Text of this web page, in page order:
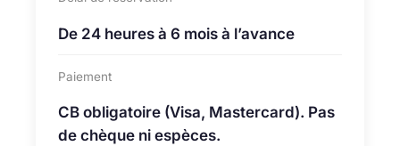
De 24 heures à 6 mois à l’avance
Paiement
CB obligatoire (Visa, Mastercard). Pas
de chèque ni espèces.